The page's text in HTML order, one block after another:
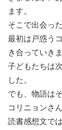
ます。
そこで出会っ
最初は戸惑う
き合っていきま
子どもたちは
した。
でも、物語は
コリニョンさ
読書感想文で